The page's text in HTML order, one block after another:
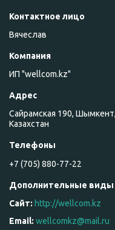
Вячеслав
ИП "wellcom.kz"
Сайрамская 190, Шымкент,
Казахстан
+7 (705) 880-77-22
http://wellcom.kz
wellcomkz@mail.ru